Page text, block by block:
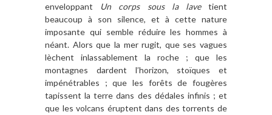
enveloppant
Un corps sous la lavetient
beaucoup à son silence, et à cette nature
imposante qui semble réduire les hommes à
néant. Alors que la mer rugit, que ses vagues
lèchent inlassablement la roche ; que les
montagnes dardent l’horizon, stoïques et
impénétrables ; que les forêts de fougères
tapissent la terre dans des dédales infinis ; et
que les volcans éruptent dans des torrents de